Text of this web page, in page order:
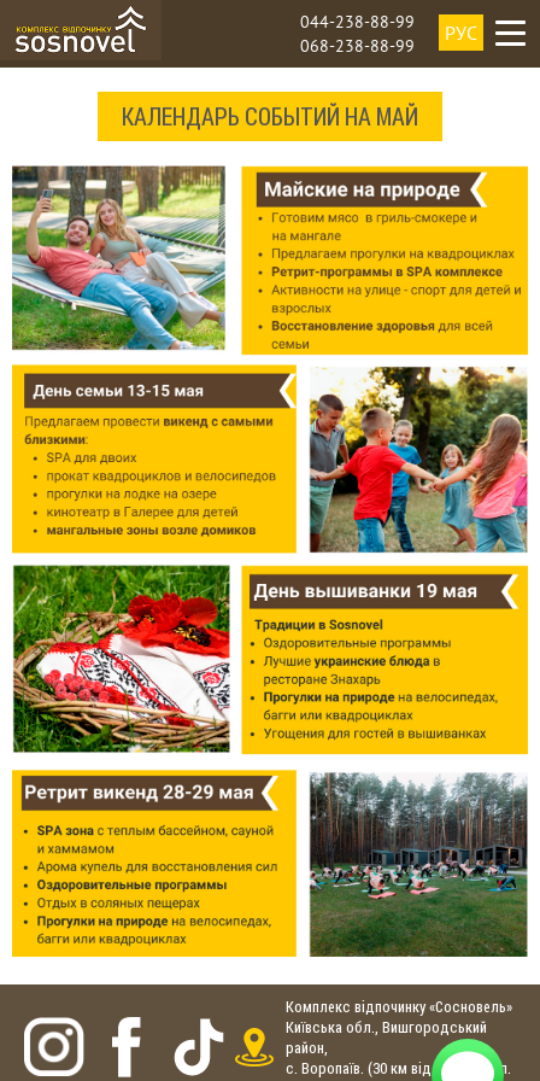
044-238-88-99
068-238-88-99
РУС
КАЛЕНДАРЬ СОБЫТИЙ НА МАЙ
Комплекс відпочинку «Сосновель»
Київська обл., Вишгородський
район,
с. Воропаїв. (30 км від Києва), вул.